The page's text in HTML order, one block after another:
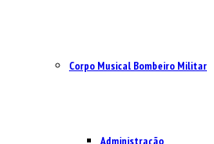
Corpo Musical Bombeiro Militar
Administração